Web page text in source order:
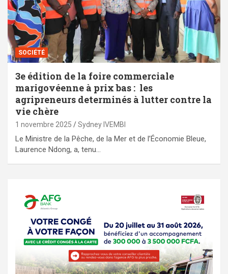
SOCIÉTÉ
3e édition de la foire commerciale
marigovéenne à prix bas : les
agripreneurs determinés à lutter contre la
vie chère
1 novembre 2025 Sydney IVEMBI
Le Ministre de la Pêche, de la Mer et de l’Économie Bleue,
Laurence Ndong, a, tenu…